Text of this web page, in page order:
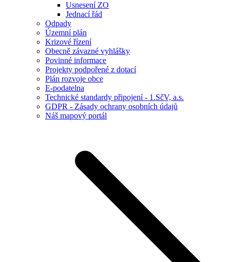
Usnesení ZO
Jednací řád
Odpady
Územní plán
Krizové řízení
Obecně závazné vyhlášky
Povinné informace
Projekty podpořené z dotací
Plán rozvoje obce
E-podatelna
Technické standardy připojení - 1.SčV, a.s.
GDPR - Zásady ochrany osobních údajů
Náš mapový portál